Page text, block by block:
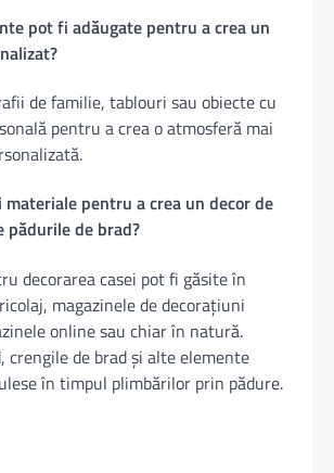
pot fi adăugate pentru a crea un
de familie, tablouri sau obiecte cu
pentru a crea o atmosferă mai
materiale pentru a crea un decor de
pădurile de brad?
decorarea casei pot fi găsite în
magazinele de decorațiuni
online sau chiar în natură.
crengile de brad și alte elemente
în timpul plimbărilor prin pădure.